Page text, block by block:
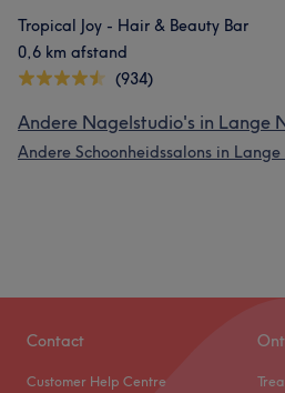
Tropical Joy - Hair & Beauty Bar
0,6 km afstand
(934)
Andere Nagelstudio's in Lange
Andere Schoonheidssalons in
Contact
Customer Help Centre